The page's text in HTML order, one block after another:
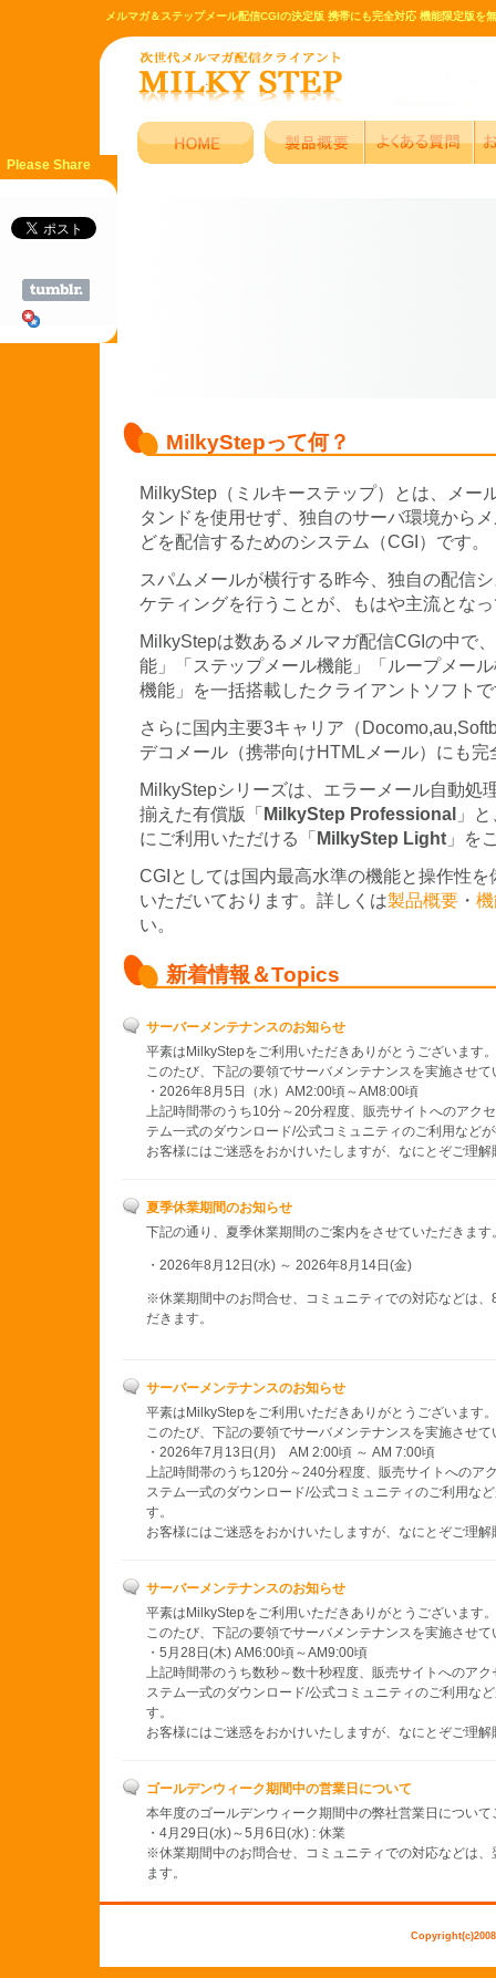
メルマガ＆ステップメール配信CGIの決定版 携帯にも完全対応 機能限定版を
MilkyStepって何？
MilkyStep（ミルキーステップ）とは、メー
タンドを使用せず、独自のサーバ環境から
どを配信するためのシステム（CGI）です。
スパムメールが横行する昨今、独自の配信
ケティングを行うことが、もはや主流とな
MilkyStepは数あるメルマガ配信CGIの中で、
能」「ステップメール機能」「ループメー
機能」を一括搭載したクライアントソフト
さらに国内主要3キャリア（
デコメール（携帯向けHTMLメール）にも
MilkyStepシリーズは、エラーメール自動処
揃えた有償版「 MilkyStep Professional 」
にご利用いただける「 MilkyStep Light 」を
CGIとしては国内最高水準の機能と操作性
いただいております。詳しくは製品概要 ・
い。
新着情報＆Topics
サーバーメンテナンスのお知らせ
平素はMilkyStepをご利用いただきありがとうございます。
このたび、下記の要領でサーバメンテナンスを実施させ
・2026年8月5日（水）AM2:00頃～AM8:00頃
上記時間帯のうち10分～20分程度、販売サイトへのアク
テム一式のダウンロード/公式コミュニティのご利用など
お客様にはご迷惑をおかけいたしますが、なにとぞご理
夏季休業期間のお知らせ
下記の通り、夏季休業期間のご案内をさせていただきます
・2026年8月12日(水) ～ 2026年8月14日(金)
※休業期間中のお問合せ、コミュニティでの対応などは
だきます。
サーバーメンテナンスのお知らせ
平素はMilkyStepをご利用いただきありがとうございます。
このたび、下記の要領でサーバメンテナンスを実施させ
・2026年7月13日(月) AM 2:00頃 ～ AM 7:00頃
上記時間帯のうち120分～240分程度、販売サイトへのア
ステム一式のダウンロード/公式コミュニティのご利用な
す。
お客様にはご迷惑をおかけいたしますが、なにとぞご理
サーバーメンテナンスのお知らせ
平素はMilkyStepをご利用いただきありがとうございます。
このたび、下記の要領でサーバメンテナンスを実施させ
・5月28日(木) AM6:00頃～AM9:00頃
上記時間帯のうち数秒～数十秒程度、販売サイトへのア
ステム一式のダウンロード/公式コミュニティのご利用な
す。
お客様にはご迷惑をおかけいたしますが、なにとぞご理
ゴールデンウィーク期間中の営業日について
本年度のゴールデンウィーク期間中の弊社営業日につい
・4月29日(水)～5月6日(水) : 休業
※休業期間中のお問合せ、コミュニティでの対応などは
ます。
Please Share